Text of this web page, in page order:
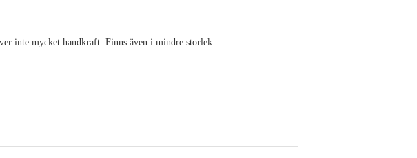
inte mycket handkraft. Finns även i mindre storlek.